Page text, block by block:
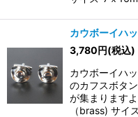
カウボーイハ
3,780円(税込)
カウボーイハ
のカフスボタ
が集まります
（brass) サイ